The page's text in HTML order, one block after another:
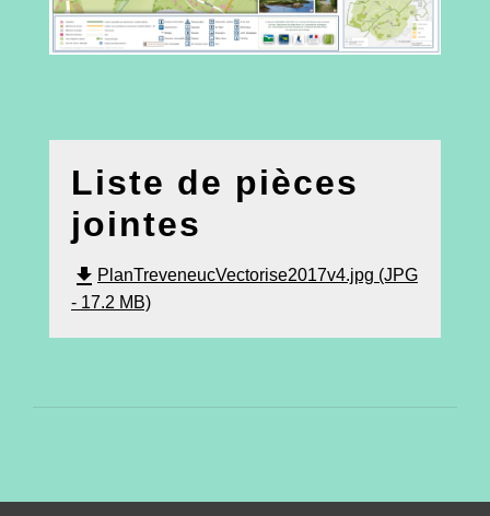
Liste de pièces
jointes
file_download PlanTreveneucVectorise2017v4.jpg (JPG
- 17.2 MB)